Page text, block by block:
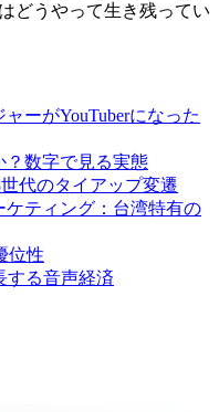
どうやって生き残ってい
ーがYouTuberになった
？数字で見る実態
代のタイアップ変遷
ティング：台湾特有の
位性
する音声経済